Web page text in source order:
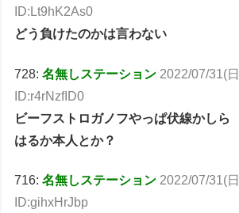
ID:Lt9hK2As0
どう負けたのかは言わない
728:名無しステーション 2022/07/31(
ID:r4rNzfID0
ビーフストロガノフやっぱ伏線かしら
はるか本人とか？
716:名無しステーション 2022/07/31(
ID:gihxHrJbp